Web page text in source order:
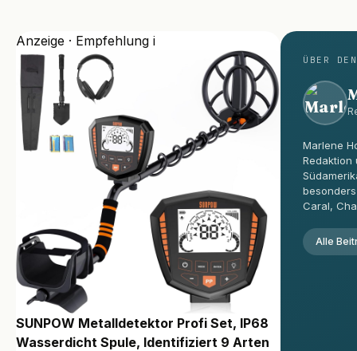
Anzeige · Empfehlung i
SUNPOW Metalldetektor Profi Set, IP68
Wasserdicht Spule, Identifiziert 9 Arten
ÜBER
Marlene
Redaktion
Caral,
Alle